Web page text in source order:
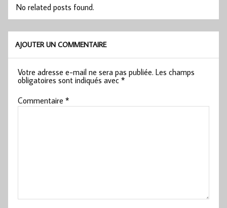
No related posts found.
AJOUTER UN COMMENTAIRE
Votre adresse e-mail ne sera pas publiée. Les champs
obligatoires sont indiqués avec*
Commentaire*